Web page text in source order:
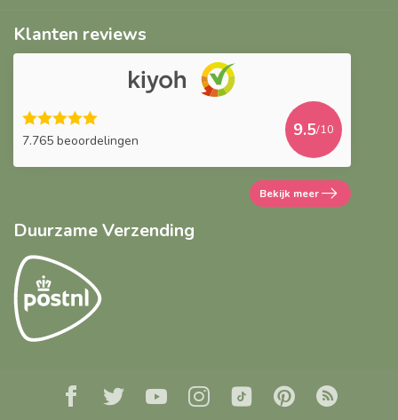
Klanten reviews
7.765 beoordelingen
9.5/10
Bekijk meer
Duurzame Verzending